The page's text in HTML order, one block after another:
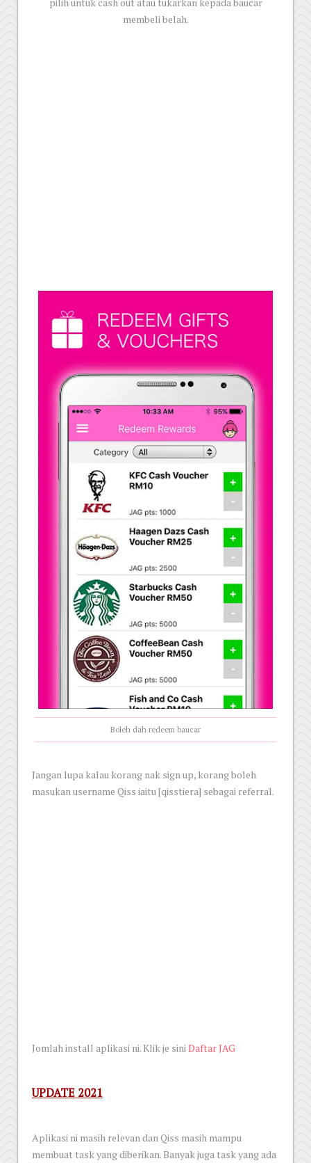
membeli belah.
Boleh dah redeem baucar
Jangan lupa kalau korang nak sign up, korang boleh
masukan username Qiss iaitu [qisstiera] sebagai referral.
Jomlah install aplikasi ni. Klik je siniDaftar JAG
UPDATE 2021
Aplikasi ni masih relevan dan Qiss masih mampu
membuat task yang diberikan. Banyak juga task yang ada